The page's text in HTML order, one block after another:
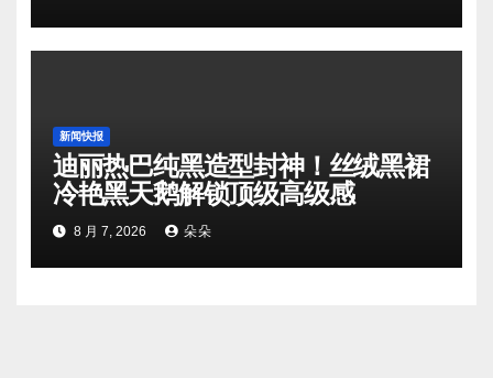
新闻快报
迪丽热巴纯黑造型封神！丝绒黑裙
冷艳黑天鹅解锁顶级高级感
8 月 7, 2026 朵朵